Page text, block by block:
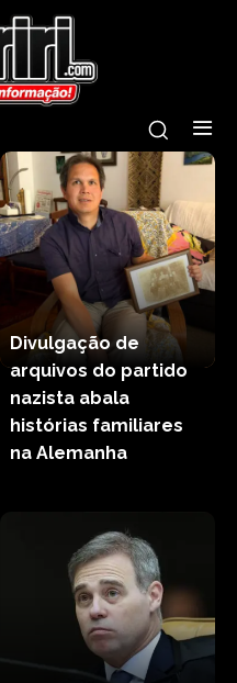
Divulgação de
arquivos do partido
nazista abala
histórias familiares
na Alemanha